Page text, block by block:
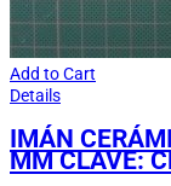
Add to Cart
Details
IMÁN
MM CLAVE: